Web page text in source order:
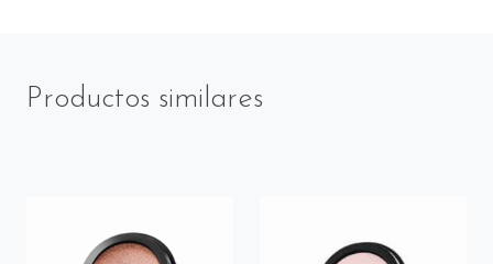
Productos similares